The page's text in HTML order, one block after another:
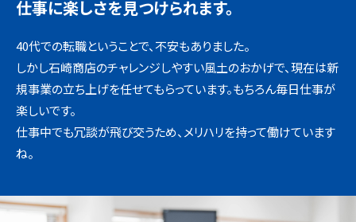
仕事に楽しさを見つけられます。
40代での転職ということで、不安もありました。
しかし石崎商店のチャレンジしやすい風土のおかげで、現在は新
規事業の立ち上げを任せてもらっています。もちろん毎日仕事が
楽しいです。
仕事中でも冗談が飛び交うため、メリハリを持って働けています
ね。